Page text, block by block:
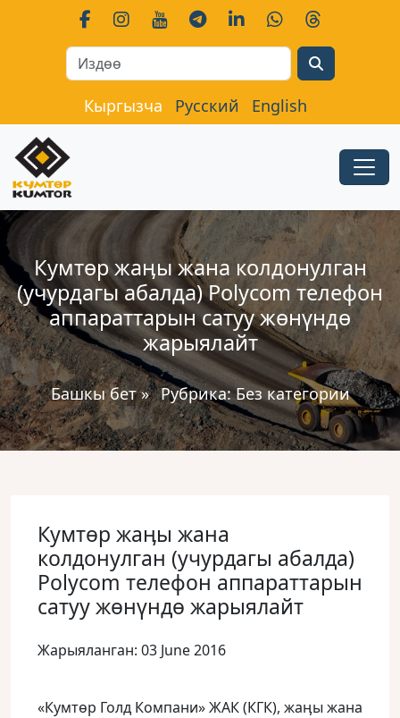
Кыргызча Русский English
Кумтөр жаӊы жана колдонулган
(учурдагы абалда) Polycom телефон
аппараттарын сатуу жөнүндө
жарыялайт
Башкы бет» Рубрика:Без категории
Кумтөр жаӊы жана
колдонулган (учурдагы абалда)
Polycom телефон аппараттарын
сатуу жөнүндө жарыялайт
Жарыяланган: 03 June 2016
«Кумтөр Голд Компани» ЖАК (КГК), жаӊы жана